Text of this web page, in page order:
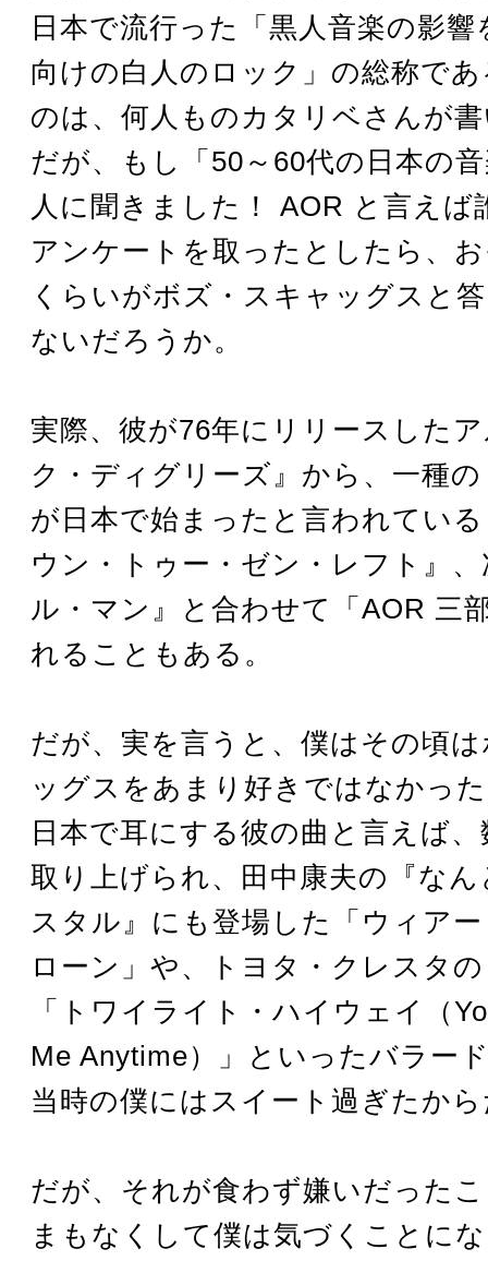
日本で流行った「黒人音楽の影響
向けの白人のロック」の総称で
のは、何人ものカタリベさんが
だが、もし「50～60代の日本の
人に聞きました！ AOR と言えば
アンケートを取ったとしたら、
くらいがボズ・スキャッグスと
ないだろうか。
実際、彼が76年にリリースした
ク・ディグリーズ』から、一種
が日本で始まったと言われてい
ウン・トゥー・ゼン・レフト』
ル・マン』と合わせて「AOR 三
れることもある。
だが、実を言うと、僕はその頃
ッグスをあまり好きではなかっ
日本で耳にする彼の曲と言えば
取り上げられ、田中康夫の『な
スタル』にも登場した「ウィア
ローン」や、トヨタ・クレスタ
「トワイライト・ハイウェイ（
Me Anytime）」といったバラー
当時の僕にはスイート過ぎたか
だが、それが食わず嫌いだった
まもなくして僕は気づくことに